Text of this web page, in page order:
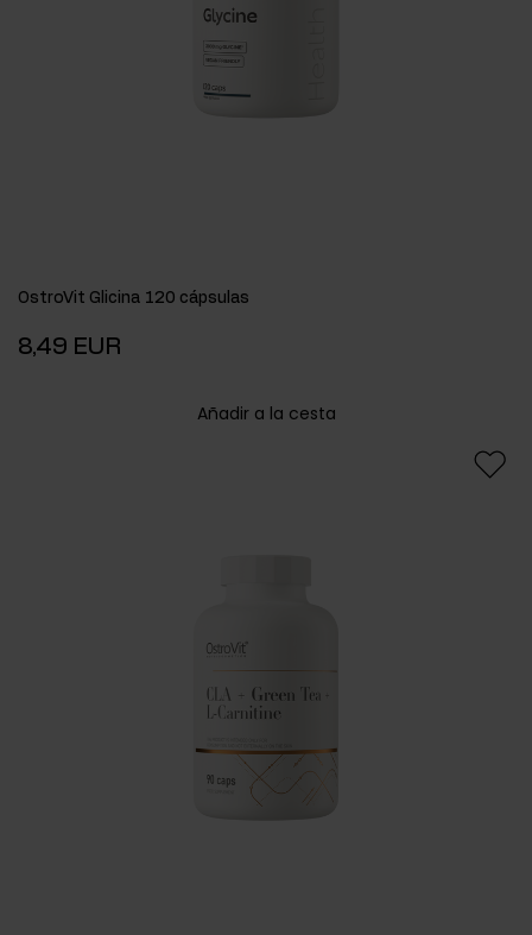
OstroVit Glicina 120 cápsulas
8,49 EUR
Añadir a la cesta